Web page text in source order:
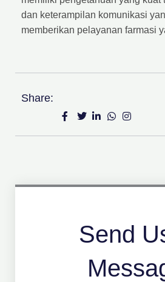
dan keterampilan komunikasi
memberikan pelayanan farmasi
Share:
Send